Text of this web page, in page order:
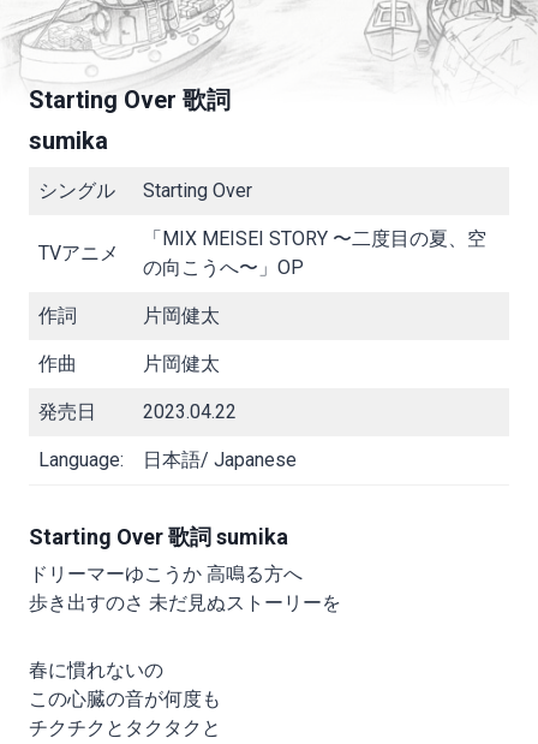
Starting Over 歌詞
sumika
シングル Starting Over
TVアニメ
「MIX MEISEI STORY 〜二度目の夏、空
の向こうへ〜」OP
作詞 片岡健太
作曲 片岡健太
発売日 2023.04.22
Language: 日本語/ Japanese
Starting Over 歌詞 sumika
ドリーマーゆこうか 高鳴る方へ
歩き出すのさ 未だ見ぬストーリーを
春に慣れないの
この心臓の音が何度も
チクチクとタクタクと